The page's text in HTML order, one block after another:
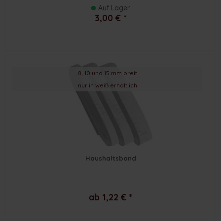
Auf Lager
3,00 € *
8, 10 und 15 mm breit
nur in weiß erhältlich
Haushaltsband
ab 1,22 € *